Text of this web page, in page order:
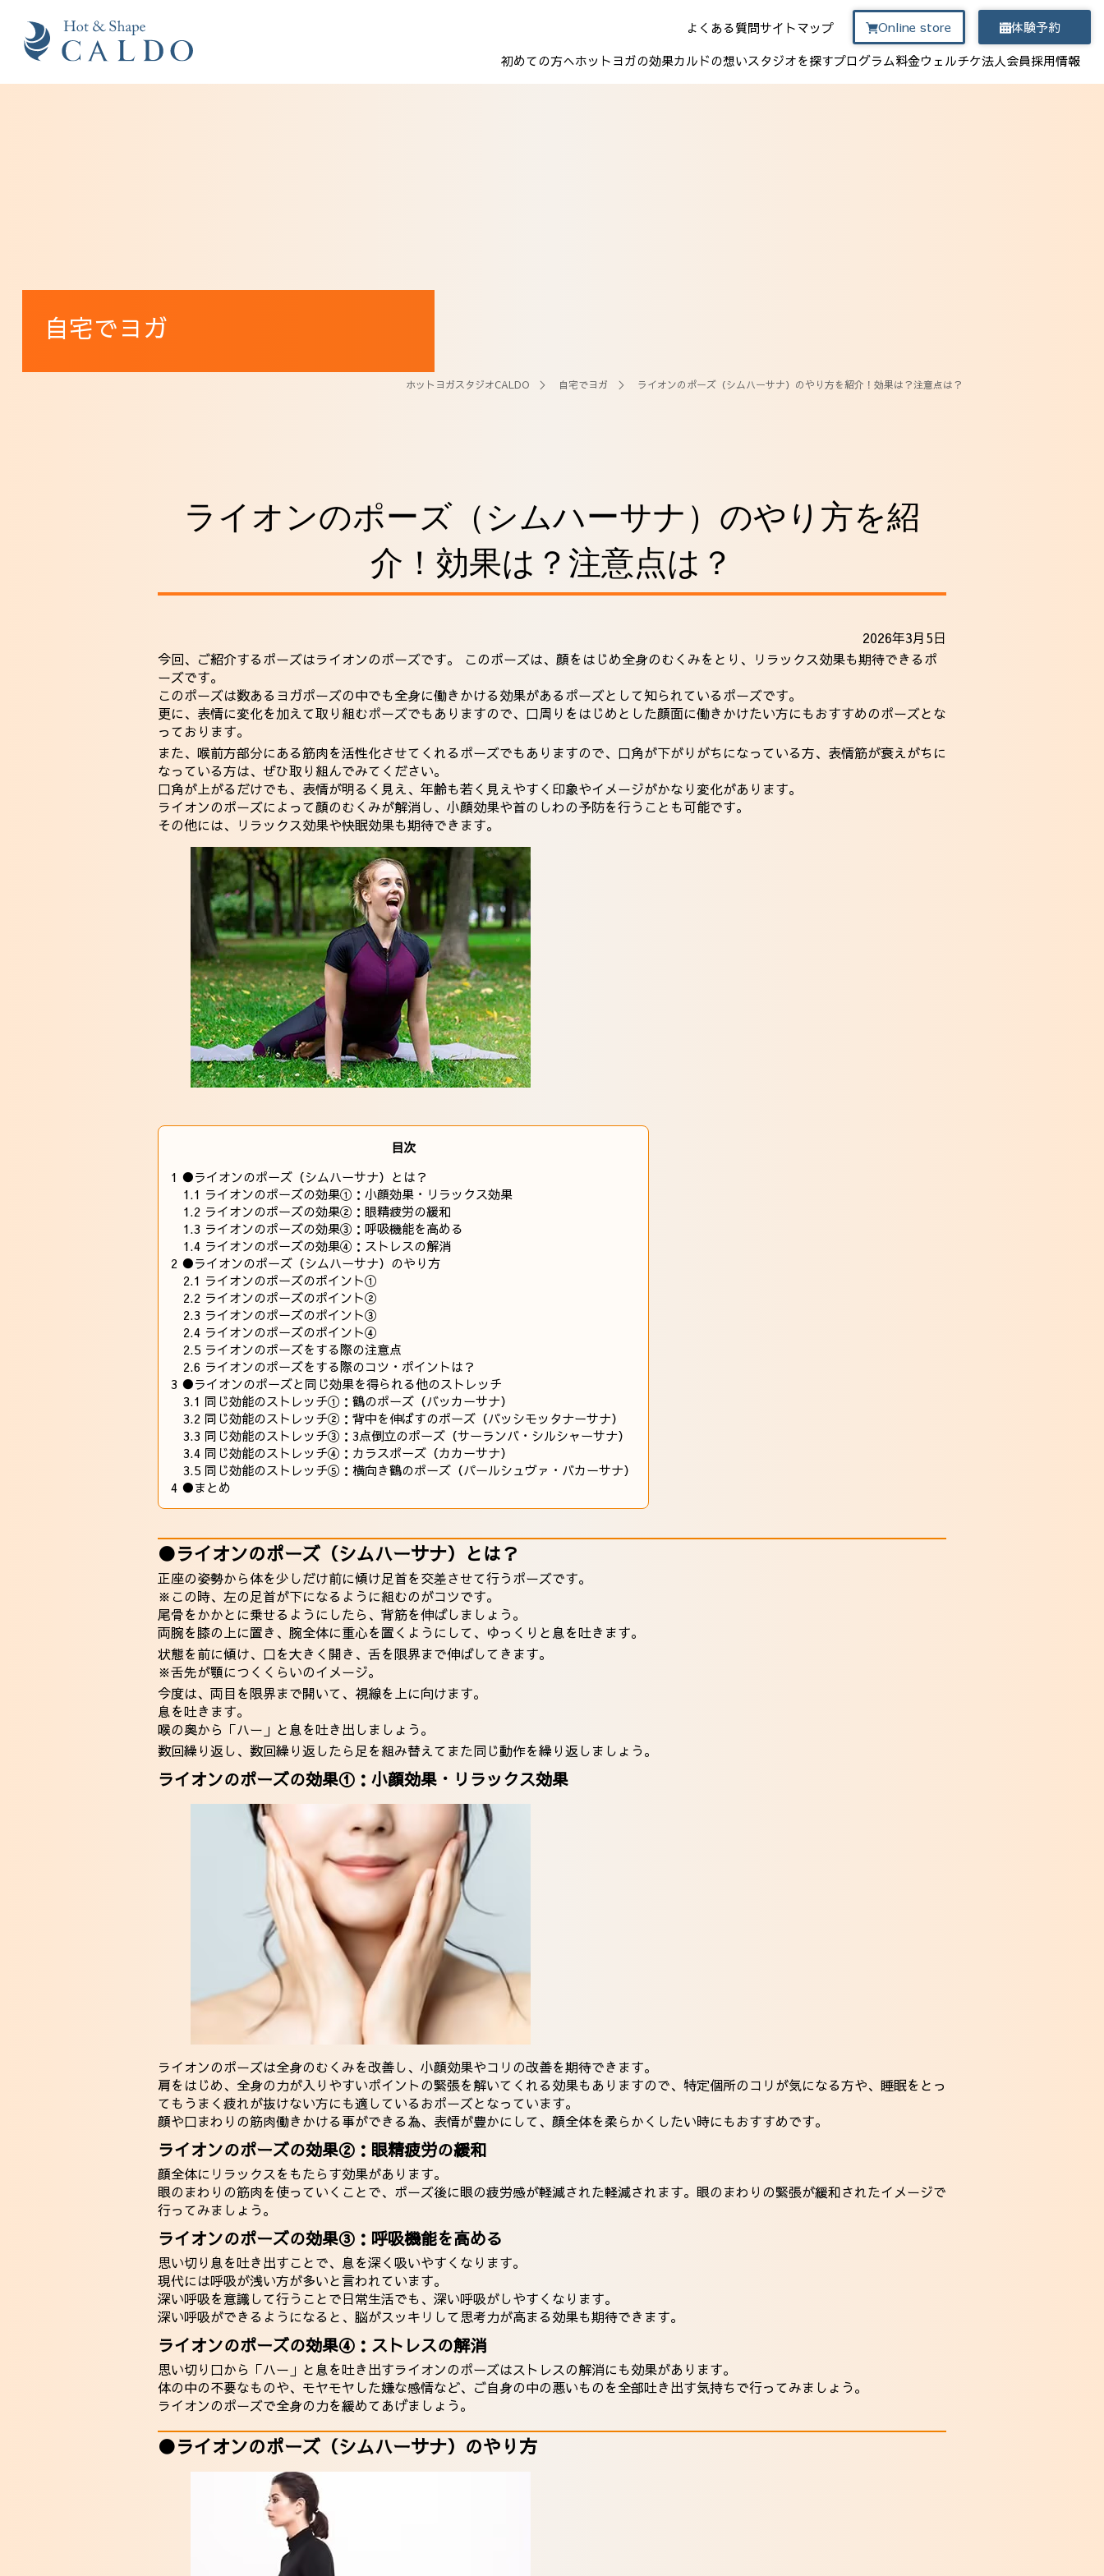
よくある質問サイトマップ
初めての方へホットヨガの効果カルドの想いスタジオを探すプログラム料金ウェルチケ法人会員採用情報
自宅でヨガ
ホットヨガスタジオCALDO ＞ 自宅でヨガ ＞ ライオンのポーズ（シムハーサナ）のやり方を紹介！効果は？注意点は？
ライオンのポーズ（シムハーサナ）のやり方を紹
介！効果は？注意点は？
2026年3月5日
今回、ご紹介するポーズはライオンのポーズです。 このポーズは、顔をはじめ全身のむくみをとり、リラックス効果も期待できるポ
ーズです。
このポーズは数あるヨガポーズの中でも全身に働きかける効果があるポーズとして知られているポーズです。
更に、表情に変化を加えて取り組むポーズでもありますので、口周りをはじめとした顔面に働きかけたい方にもおすすめのポーズとな
っております。
また、喉前方部分にある筋肉を活性化させてくれるポーズでもありますので、口角が下がりがちになっている方、表情筋が衰えがちに
なっている方は、ぜひ取り組んでみてください。
口角が上がるだけでも、表情が明るく見え、年齢も若く見えやすく印象やイメージがかなり変化があります。
ライオンのポーズによって顔のむくみが解消し、小顔効果や首のしわの予防を行うことも可能です。
その他には、リラックス効果や快眠効果も期待できます。
目次
1 ●ライオンのポーズ（シムハーサナ）とは？
1.1 ライオンのポーズの効果①：小顔効果・リラックス効果
1.2 ライオンのポーズの効果②：眼精疲労の緩和
1.3 ライオンのポーズの効果③：呼吸機能を高める
1.4 ライオンのポーズの効果④：ストレスの解消
2 ●ライオンのポーズ（シムハーサナ）のやり方
2.1 ライオンのポーズのポイント①
2.2 ライオンのポーズのポイント②
2.3 ライオンのポーズのポイント③
2.4 ライオンのポーズのポイント④
2.5 ライオンのポーズをする際の注意点
2.6 ライオンのポーズをする際のコツ・ポイントは？
3 ●ライオンのポーズと同じ効果を得られる他のストレッチ
3.1 同じ効能のストレッチ①：鶴のポーズ（バッカーサナ）
3.2 同じ効能のストレッチ②：背中を伸ばすのポーズ（パッシモッタナーサナ）
3.3 同じ効能のストレッチ③：3点倒立のポーズ（サーランバ・シルシャーサナ）
3.4 同じ効能のストレッチ④：カラスポーズ（カカーサナ）
3.5 同じ効能のストレッチ⑤：横向き鶴のポーズ（パールシュヴァ・バカーサナ）
4 ●まとめ
●ライオンのポーズ（シムハーサナ）とは？
正座の姿勢から体を少しだけ前に傾け足首を交差させて行うポーズです。
※この時、左の足首が下になるように組むのがコツです。
尾骨をかかとに乗せるようにしたら、背筋を伸ばしましょう。
両腕を膝の上に置き、腕全体に重心を置くようにして、ゆっくりと息を吐きます。
状態を前に傾け、口を大きく開き、舌を限界まで伸ばしてきます。
※舌先が顎につくくらいのイメージ。
今度は、両目を限界まで開いて、視線を上に向けます。
息を吐きます。
喉の奥から「ハー」と息を吐き出しましょう。
数回繰り返し、数回繰り返したら足を組み替えてまた同じ動作を繰り返しましょう。
ライオンのポーズの効果①：小顔効果・リラックス効果
ライオンのポーズは全身のむくみを改善し、小顔効果やコリの改善を期待できます。
肩をはじめ、全身の力が入りやすいポイントの緊張を解いてくれる効果もありますので、特定個所のコリが気になる方や、睡眠をとっ
てもうまく疲れが抜けない方にも適しているおポーズとなっています。
顔や口まわりの筋肉働きかける事ができる為、表情が豊かにして、顔全体を柔らかくしたい時にもおすすめです。
ライオンのポーズの効果②：眼精疲労の緩和
顔全体にリラックスをもたらす効果があります。
眼のまわりの筋肉を使っていくことで、ポーズ後に眼の疲労感が軽減された軽減されます。眼のまわりの緊張が緩和されたイメージで
行ってみましょう。
ライオンのポーズの効果③：呼吸機能を高める
思い切り息を吐き出すことで、息を深く吸いやすくなります。
現代には呼吸が浅い方が多いと言われています。
深い呼吸を意識して行うことで日常生活でも、深い呼吸がしやすくなります。
深い呼吸ができるようになると、脳がスッキリして思考力が高まる効果も期待できます。
ライオンのポーズの効果④：ストレスの解消
思い切り口から「ハー」と息を吐き出すライオンのポーズはストレスの解消にも効果があります。
体の中の不要なものや、モヤモヤした嫌な感情など、ご自身の中の悪いものを全部吐き出す気持ちで行ってみましょう。
ライオンのポーズで全身の力を緩めてあげましょう。
●ライオンのポーズ（シムハーサナ）のやり方
Online store 体験予約